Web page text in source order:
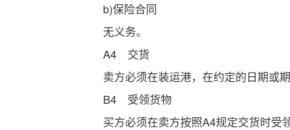
b)保险合同
无义务。
A4 交货
卖方必须在装运港，在约定的日期或期
B4 受领货物
买方必须在卖方按照A4规定交货时受领